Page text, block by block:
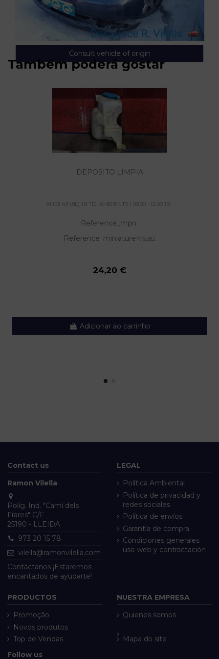
Consult vehicle of origin
Também poderá gostar
DEPOSITO LIMPIA
AUDI A3 (8L) 1.9 TDI AMBIENTE | 09.00 - 12.03 1.9...
Reference_mpn-
Reference_miniature776282
24,20 €
Adicionar ao carrinho
Contact us
Ramon Vilella
Políg. Ind. "Camí dels
Frares" C/F
25190 - LLEIDA
973 20 15 78
vilella@ramonvilella.com
Contáctanos ¡Estaremos
encantados de ayudarte!
LEGAL
Política Ambiental
Política de privacidad y
redes sociales
Política de envíos
Garantía de compra
Condiciones generales
uso web y contractación
PRODUCTOS
Promoção
Novos produtos
Top de Vendas
NUESTRA EMPRESA
Quienes somos
Mapa do site
Follow us